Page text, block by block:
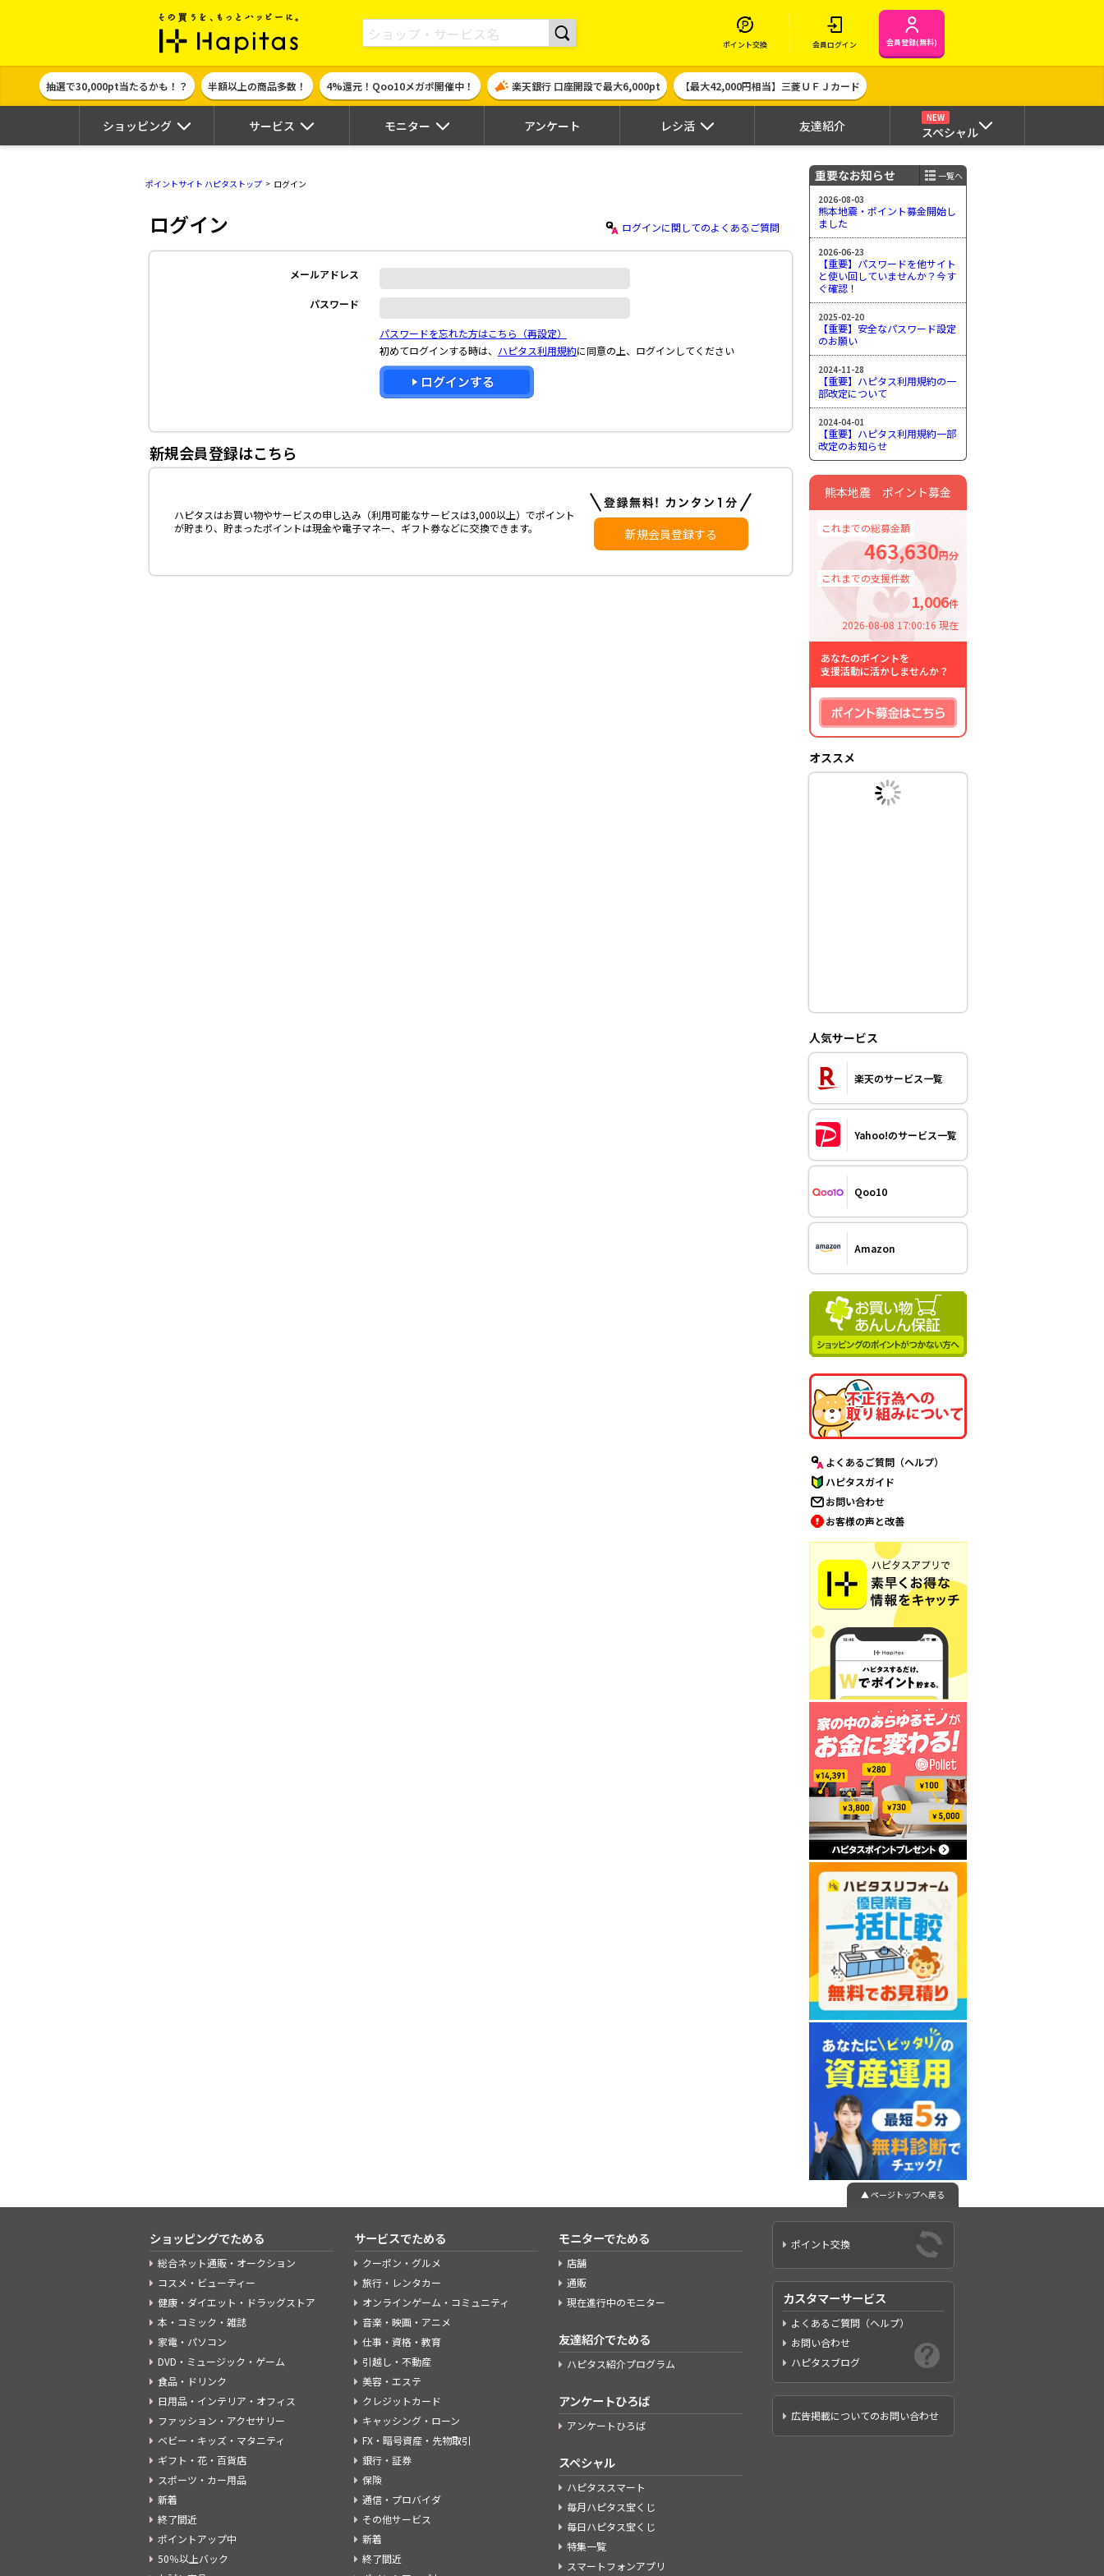
ポイント貯めて現金やギフト券に交換できるポイントサイト | ハピタス
ポイント交換 会員ログイン 会員登録(無料)
抽選で30,000pt当たるかも！？ 半額以上の商品多数！ 4%還元！Qoo10メガポ開催中！ 楽天銀行 口座開設で最大6,000pt 【最大42,000円相当】三菱ＵＦＪカード
ショッピング サービス モニター アンケート レシ活 友達紹介
NEW
スペシャル
ポイントサイト ハピタストップ ログイン
ログイン ログインに関してのよくあるご質問
メールアドレス
パスワード
パスワードを忘れた方はこちら（再設定）
初めてログインする時は、 ハピタス利用規約に同意の上、ログインしてください
新規会員登録はこちら
ハピタスはお買い物やサービスの申し込み（利用可能なサービスは3,000以上）でポイント
が貯まり、貯まったポイントは現金や電子マネー、ギフト券などに交換できます。
新規会員登録する
重要なお知らせ
一覧へ
2026-08-03
熊本地震・ポイント募金開始し
ました
2026-06-23
【重要】パスワードを他サイト
と使い回していませんか？今す
ぐ確認！
2025-02-20
【重要】安全なパスワード設定
のお願い
2024-11-28
【重要】ハピタス利用規約の一
部改定について
2024-04-01
【重要】ハピタス利用規約一部
改定のお知らせ
熊本地震 ポイント募金
これまでの総募金額
463,630円分
これまでの支援件数
1,006件
2026-08-08 17:00:16 現在
あなたのポイントを
支援活動に活かしませんか？
オススメ
人気サービス
楽天のサービス一覧
Yahoo!のサービス一覧
Qoo10
Amazon
よくあるご質問（ヘルプ）
ハピタスガイド
お問い合わせ
お客様の声と改善
▲ ページトップへ戻る
ショッピングでためる
総合ネット通販・オークション
コスメ・ビューティー
健康・ダイエット・ドラッグストア
本・コミック・雑誌
家電・パソコン
DVD・ミュージック・ゲーム
食品・ドリンク
日用品・インテリア・オフィス
ファッション・アクセサリー
ベビー・キッズ・マタニティ
ギフト・花・百貨店
スポーツ・カー用品
新着
終了間近
ポイントアップ中
50％以上バック
サービスでためる
クーポン・グルメ
旅行・レンタカー
オンラインゲーム・コミュニティ
音楽・映画・アニメ
仕事・資格・教育
引越し・不動産
美容・エステ
クレジットカード
キャッシング・ローン
FX・暗号資産・先物取引
銀行・証券
保険
通信・プロバイダ
その他サービス
新着
終了間近
モニターでためる
店舗
通販
現在進行中のモニター
友達紹介でためる
ハピタス紹介プログラム
アンケートひろば
アンケートひろば
スペシャル
ハピタススマート
毎月ハピタス宝くじ
毎日ハピタス宝くじ
特集一覧
スマートフォンアプリ
ポイント交換
カスタマーサービス
よくあるご質問（ヘルプ）
お問い合わせ
ハピタスブログ
広告掲載についてのお問い合わせ